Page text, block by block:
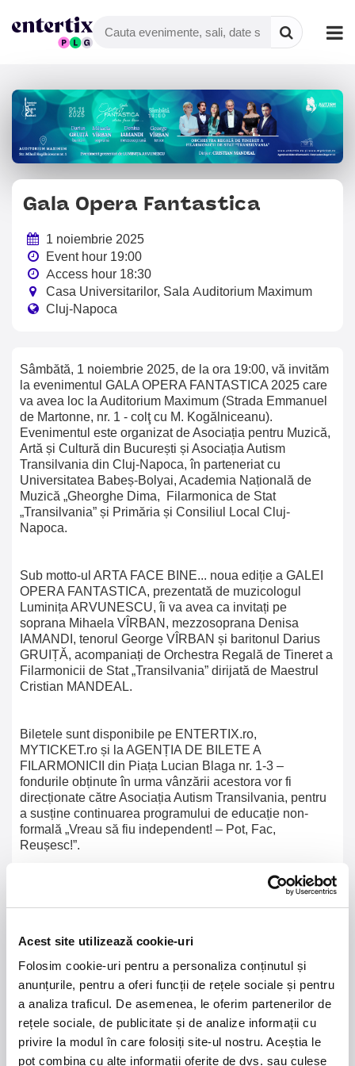
Acest site utilizează cookie-uri
Folosim cookie-uri pentru a personaliza conținutul și
anunțurile, pentru a oferi funcții de rețele sociale și pentru
a analiza traficul. De asemenea, le oferim partenerilor de
rețele sociale, de publicitate și de analize informații cu
privire la modul în care folosiți site-ul nostru. Aceștia le
pot combina cu alte informații oferite de dvs. sau culese
Sâmbătă, 1 noiembrie 2025, de la ora 19:00, vă invităm
la evenimentul GALA OPERA FANTASTICA 2025 care
va avea loc la Auditorium Maximum (Strada Emmanuel
de Martonne, nr. 1 - colţ cu M. Kogălniceanu).
Evenimentul este organizat de Asociația pentru Muzică,
Artă și Cultură din București și Asociația Autism
Transilvania din Cluj-Napoca, în parteneriat cu
Universitatea Babeș-Bolyai, Academia Națională de
Muzică „Gheorghe Dima,
Filarmonica de Stat
„Transilvania” și Primăria și Consiliul Local Cluj-
Napoca.
Sub motto-ul ARTA FACE BINE... noua ediție a GALEI
OPERA FANTASTICA, prezentată de muzicologul
Luminița ARVUNESCU, îi va avea ca invitați pe
soprana Mihaela VÎRBAN, mezzosoprana Denisa
IAMANDI, tenorul George VÎRBAN și baritonul Darius
GRUIȚĂ, acompaniați de Orchestra Regală de Tineret a
Filarmonicii de Stat „Transilvania” dirijată de Maestrul
Cristian MANDEAL.
Biletele sunt disponibile pe ENTERTIX.ro,
MYTICKET.ro și la AGENȚIA DE BILETE A
FILARMONICII din Piața Lucian Blaga nr. 1-3 –
fondurile obținute în urma vânzării acestora vor fi
direcționate către Asociația Autism Transilvania, pentru
a susține continuarea programului de educație non-
formală „Vreau să fiu independent! – Pot, Fac,
Reușesc!”.
la eveniment vă invităm să descoperiți o expoziție plină
Gala Opera Fantastica
1 noiembrie 2025
Event hour 19:00
Access hour 18:30
Casa Universitarilor, Sala Auditorium Maximum
Cluj-Napoca
21 - 22 august 2026
NOSTALGIA Litoral
7 mai 2027
Morgan Jay - La Dolce
Vita Tour